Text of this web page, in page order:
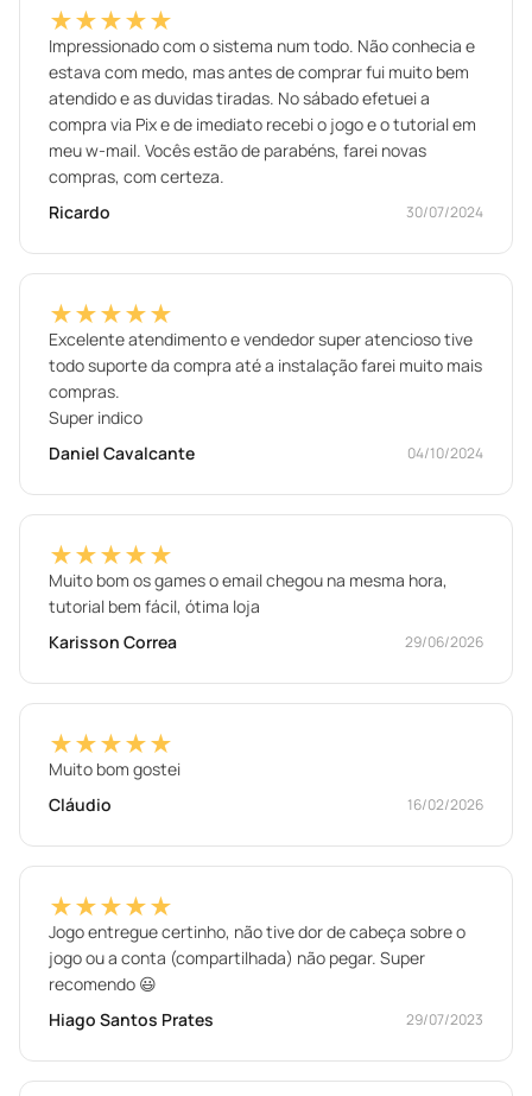
★★★★★
Impressionado com o sistema num todo. Não conhecia e
estava com medo, mas antes de comprar fui muito bem
atendido e as duvidas tiradas. No sábado efetuei a
compra via Pix e de imediato recebi o jogo e o tutorial em
meu w-mail. Vocês estão de parabéns, farei novas
compras, com certeza.
Ricardo
30/07/2024
★★★★★
Excelente atendimento e vendedor super atencioso tive
todo suporte da compra até a instalação farei muito mais
compras.
Super indico
Daniel Cavalcante
04/10/2024
★★★★★
Muito bom os games o email chegou na mesma hora,
tutorial bem fácil, ótima loja
Karisson Correa
29/06/2026
★★★★★
Muito bom gostei
Cláudio
16/02/2026
★★★★★
Jogo entregue certinho, não tive dor de cabeça sobre o
jogo ou a conta (compartilhada) não pegar. Super
recomendo 😃
Hiago Santos Prates
29/07/2023